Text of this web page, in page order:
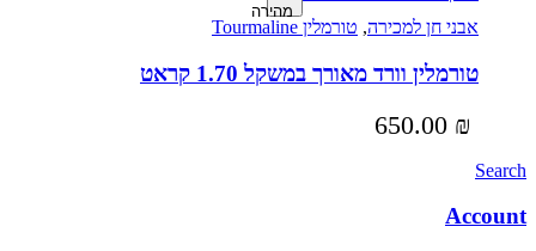
מהירה
אבני חן למכירה, טורמלין Tourmaline
טורמלין וורד מאורך במשקל 1.70 קראט
650.00 ₪
Search
Account